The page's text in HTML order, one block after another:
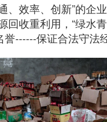
、效率、创新”的企
回收重利用，“绿水青
------保证合法守法